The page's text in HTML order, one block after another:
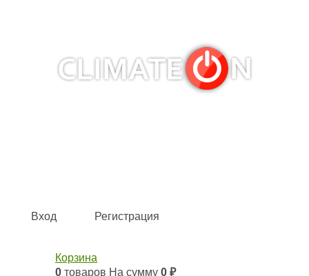
Вход Регистрация
Корзина
0 товаров На сумму 0 ₽